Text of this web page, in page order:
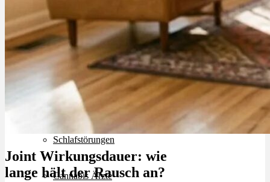
Angststörungen
Chronische Migräne
Depressionen
Schlafstörungen
Cannabis Ärzte
Joint Wirkungsdauer: wie
lange hält der Rausch an?